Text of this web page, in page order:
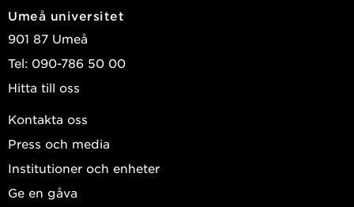
Umeå universitet
901 87 Umeå
Tel: 090-786 50 00
Hitta till oss
Kontakta oss
Press och media
Institutioner och enheter
Ge en gåva